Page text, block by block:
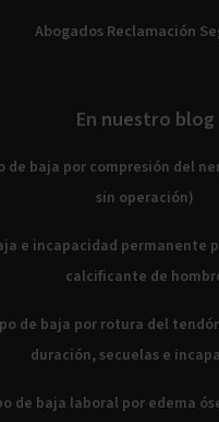
Abogados Reclamación
En nuestro blog
de baja por compresión del
sin operación)
e incapacidad permanente
calcificante de
de baja por rotura del
duración, secuelas e
de baja laboral por edema